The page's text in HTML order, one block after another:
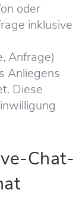
oder
inklusive
Anfrage)
Anliegens
Diese
Chat-